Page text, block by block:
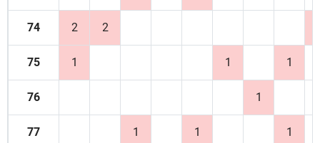
74 2 2
75 1 1 1
76 1
77 1 1 1